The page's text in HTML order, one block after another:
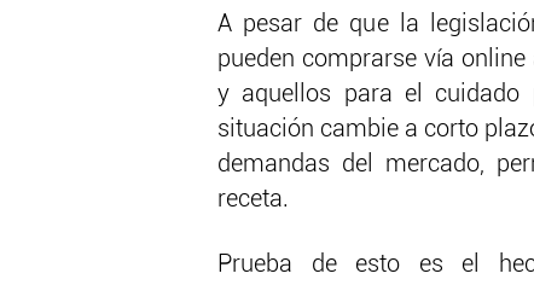
A pesar de que la
pueden comprarse vía
y aquellos para el cuidado
situación cambie a corto
demandas del mercado,
receta.
Prueba de esto es el